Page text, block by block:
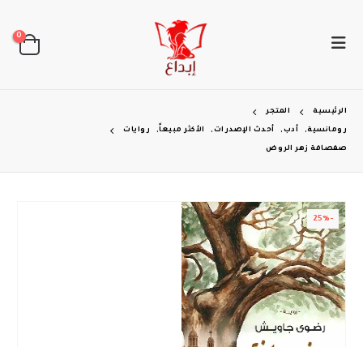
0
الرئيسية المتجر
رومانسية, أدب , أحدث الإصدرات , الأكثر مبيعاً, روايات
صفصافة زهر الروض
-25%